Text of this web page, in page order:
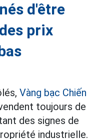
d'être
prix
Vàng bạc Chiến
toujours de
des signes de
industrielle.